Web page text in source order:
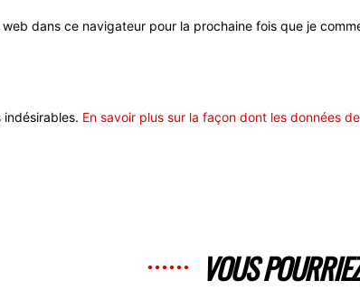
dans ce navigateur pour la prochaine fois que je
En savoir plus sur la façon dont les données
VOUS